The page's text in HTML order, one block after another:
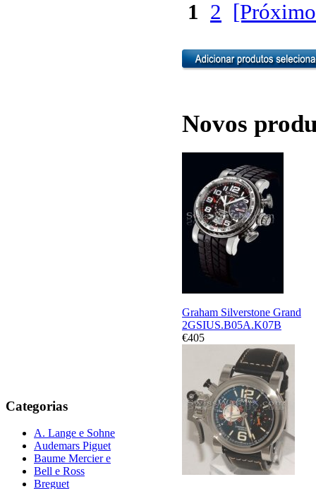
Categorias
A. Lange e Sohne
Audemars Piguet
Baume Mercier e
Bell e Ross
Breguet
1 2
Novos
Graham Silverstone Grand
2GSIUS.B05A.K07B
€405